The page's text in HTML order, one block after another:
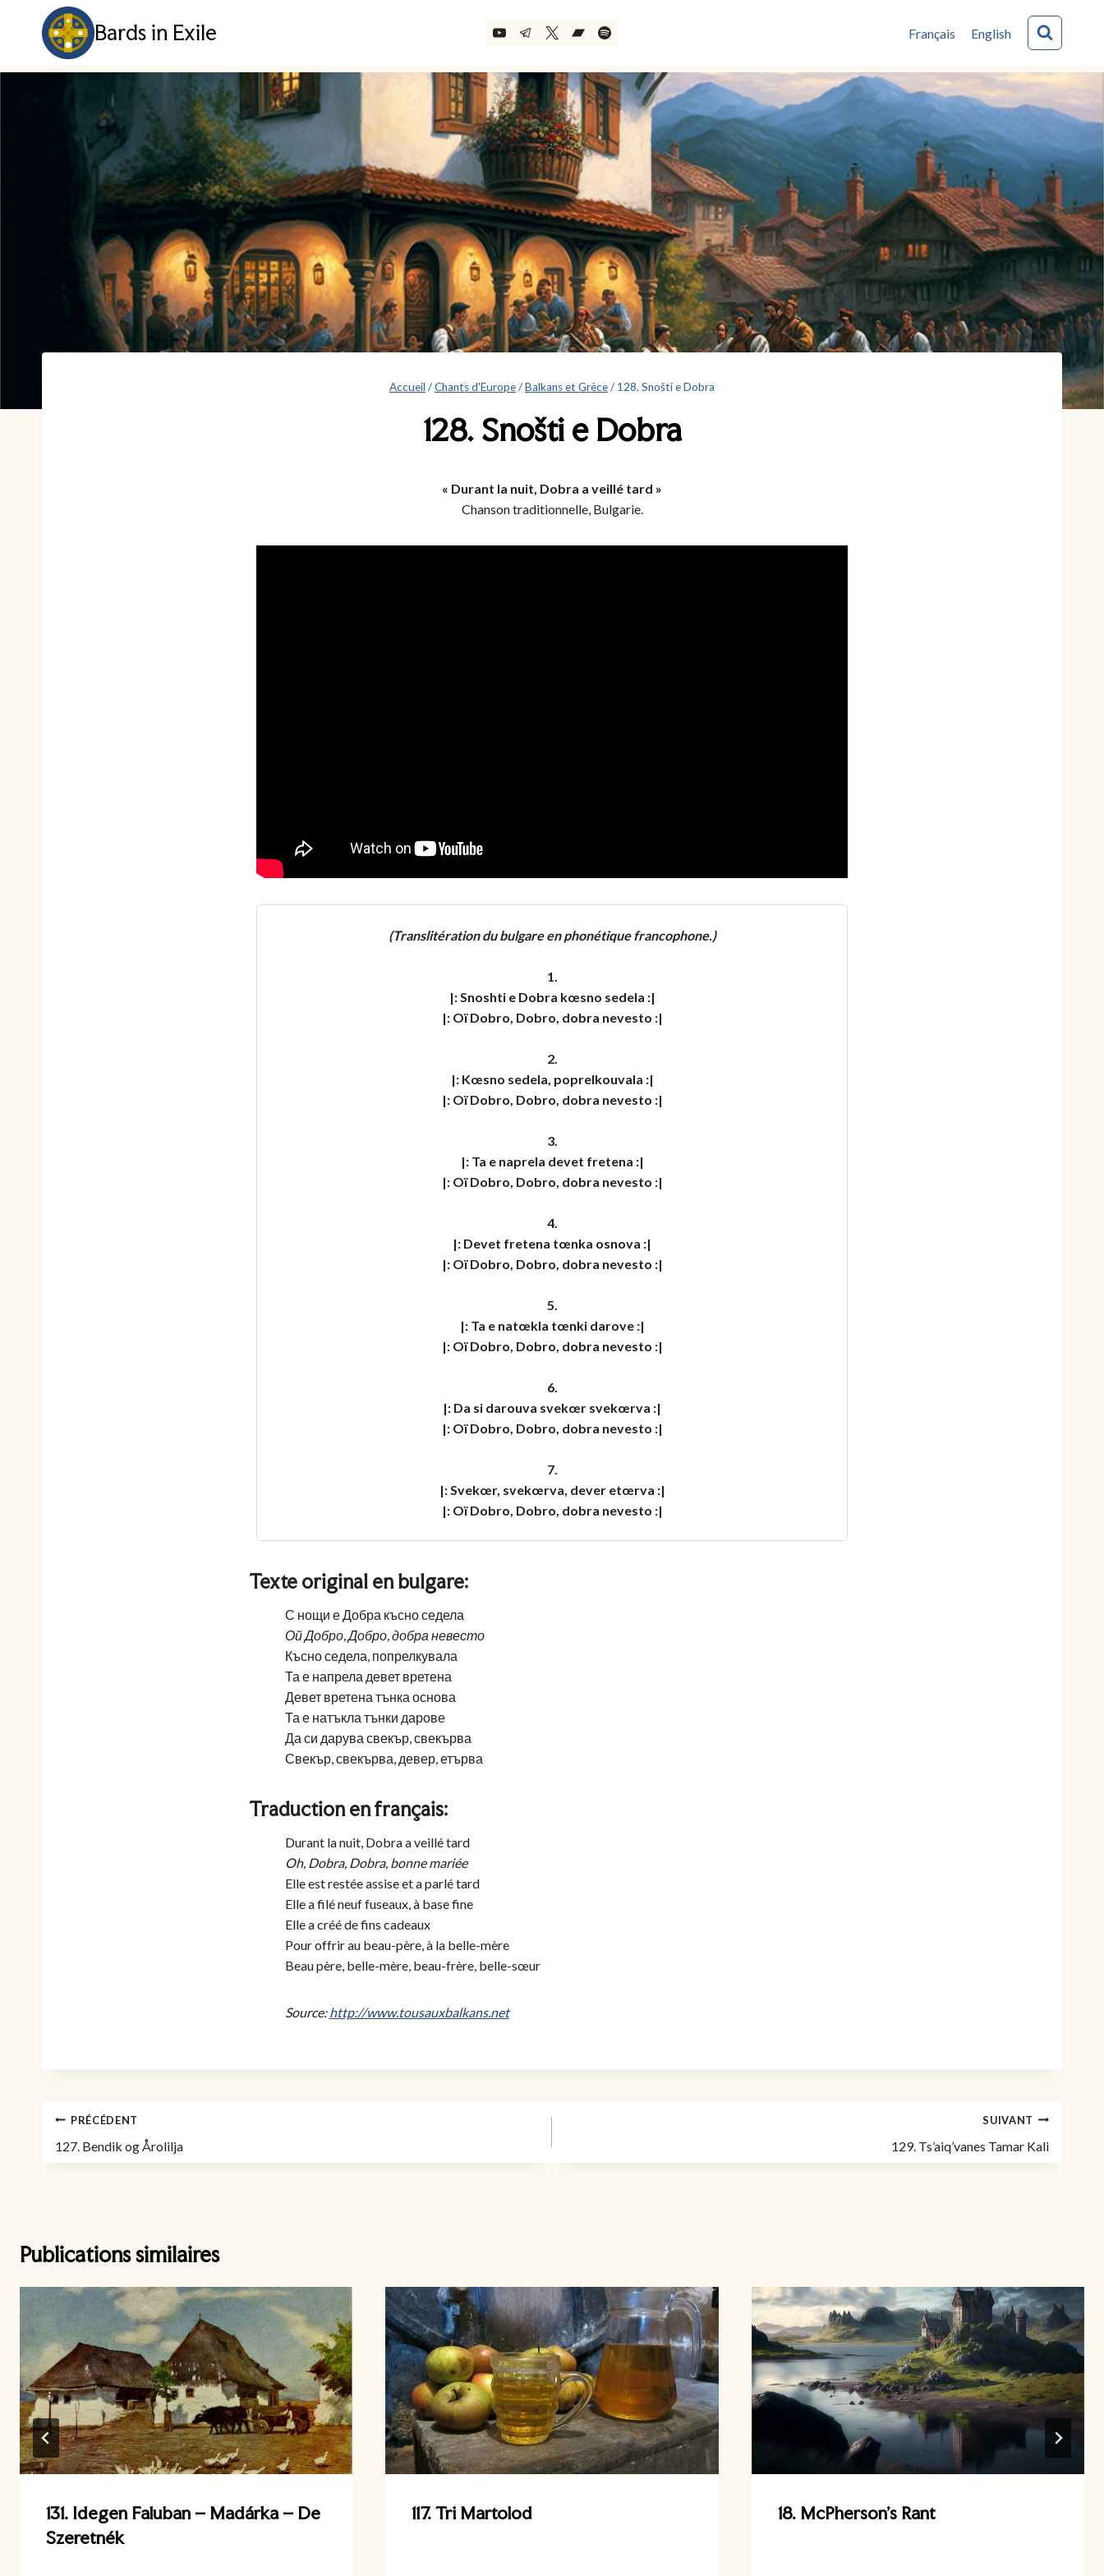
Bards in Exile Français English
Accueil /Chants d'Europe/Balkans et Grèce/ 128. Snošti e Dobra
128. Snošti e Dobra
« Durant la nuit, Dobra a veillé tard »
Chanson traditionnelle, Bulgarie.
(Translitération du bulgare en phonétique francophone.)
1.
|: Snoshti e Dobra kœsno sedela :|
|: Oï Dobro, Dobro, dobra nevesto :|
2.
|: Kœsno sedela, poprelkouvala :|
|: Oï Dobro, Dobro, dobra nevesto :|
3.
|: Ta e naprela devet fretena :|
|: Oï Dobro, Dobro, dobra nevesto :|
4.
|: Devet fretena tœnka osnova :|
|: Oï Dobro, Dobro, dobra nevesto :|
5.
|: Ta e natœkla tœnki darove :|
|: Oï Dobro, Dobro, dobra nevesto :|
6.
|: Da si darouva svekœr svekœrva :|
|: Oï Dobro, Dobro, dobra nevesto :|
7.
|: Svekœr, svekœrva, dever etœrva :|
Texte original en bulgare:
С нощи е Добра късно седела
Ой Добро, Добро, добра невесто
Късно седела, попрелкувала
Та е напрела девет вретена
Девет вретена тънка основа
Та е натъкла тънки дарове
Да си дарува свекър, свекърва
Свекър, свекърва, девер, етърва
Traduction en français:
Durant la nuit, Dobra a veillé tard
Oh, Dobra, Dobra, bonne mariée
Elle est restée assise et a parlé tard
Elle a filé neuf fuseaux, à base fine
Elle a créé de fins cadeaux
Pour offrir au beau-père, à la belle-mère
Beau père, belle-mère, beau-frère, belle-sœur
Source:http://www.tousauxbalkans.net
Navigation
de
PRÉCÉDENT
127. Bendik og Årolilja
SUIVANT
129. Ts’aiq’vanes Tamar Kali
Publications similaires
131. Idegen Faluban – Madárka – De
Szeretnék
117. Tri Martolod 18. McPherson’s Rant